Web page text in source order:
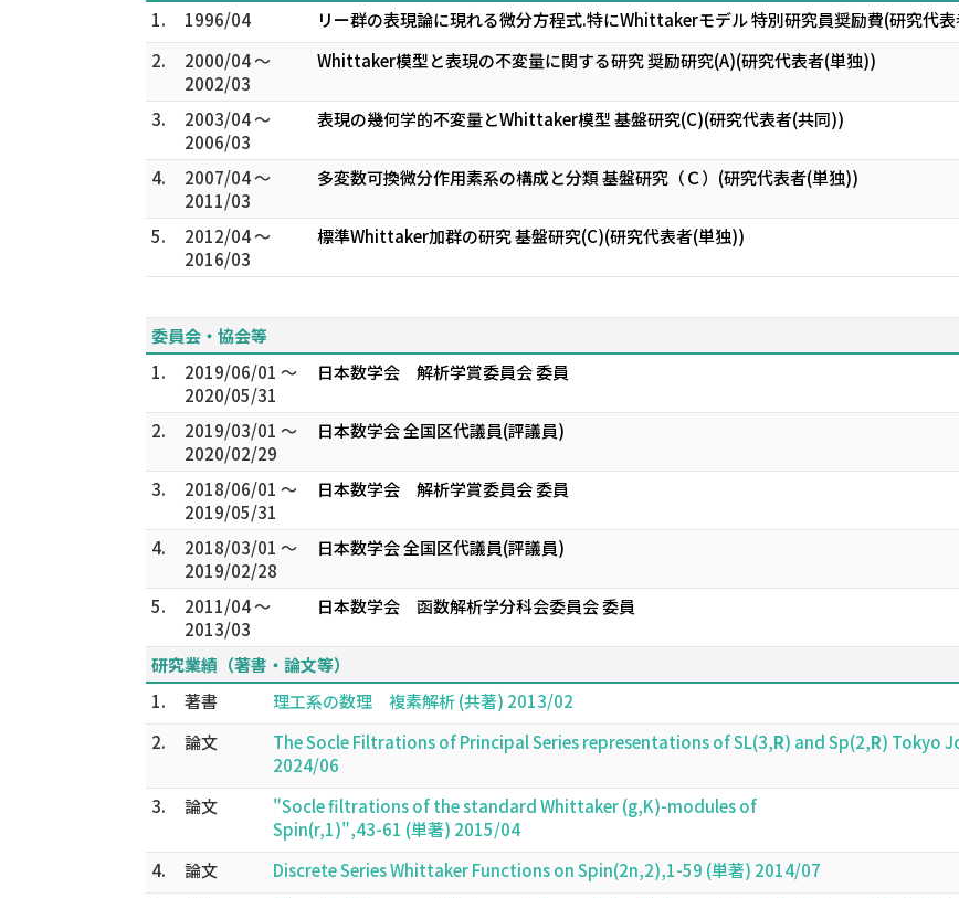
1.
1996/04
リー群の表現論に現れる微分方程式.特にWhittakerモデル 特別研究員奨励費(研究代
2.
2000/04 ～
2002/03
Whittaker模型と表現の不変量に関する研究 奨励研究(A)(研究代表者(単独))
3.
2003/04 ～
2006/03
表現の幾何学的不変量とWhittaker模型 基盤研究(C)(研究代表者(共同))
4.
2007/04 ～
2011/03
多変数可換微分作用素系の構成と分類 基盤研究（Ｃ）(研究代表者(単独))
5.
2012/04 ～
2016/03
標準Whittaker加群の研究 基盤研究(C)(研究代表者(単独))
委員会・協会等
1.
2019/06/01 ～
2020/05/31
日本数学会 解析学賞委員会 委員
2.
2019/03/01 ～
2020/02/29
日本数学会 全国区代議員(評議員)
3.
2018/06/01 ～
2019/05/31
日本数学会 解析学賞委員会 委員
4.
2018/03/01 ～
2019/02/28
日本数学会 全国区代議員(評議員)
5.
2011/04 ～
2013/03
日本数学会 函数解析学分科会委員会 委員
研究業績（著書・論文等）
1.
著書
理工系の数理 複素解析 (共著) 2013/02
2.
論文 The Socle Filtrations of Principal Series representations of SL(3,R) and Sp(2,R) Tokyo
2024/06
3.
論文
"Socle filtrations of the standard Whittaker (g,K)-modules of
Spin(r,1)",43-61 (単著) 2015/04
4.
論文
Discrete Series Whittaker Functions on Spin(2n,2),1-59 (単著) 2014/07